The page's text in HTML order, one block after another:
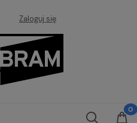
Zaloguj się